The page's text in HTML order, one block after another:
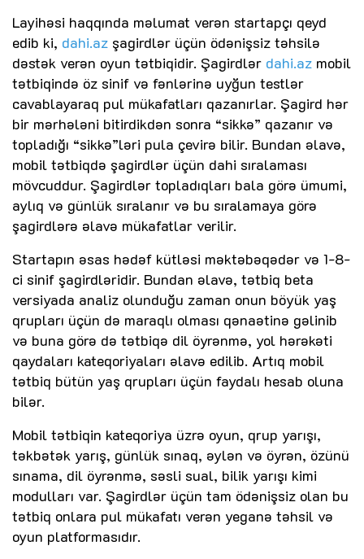
Layihəsi haqqında məlumat verən startapçı qeyd
edib ki, dahi.az şagirdlər üçün ödənişsiz təhsilə
dəstək verən oyun tətbiqidir. Şagirdlər dahi.az mobil
tətbiqində öz sinif və fənlərinə uyğun testlər
cavablayaraq pul mükafatları qazanırlar. Şagird hər
bir mərhələni bitirdikdən sonra “sikkə” qazanır və
topladığı “sikkə”ləri pula çevirə bilir. Bundan əlavə,
mobil tətbiqdə şagirdlər üçün dahi sıralaması
mövcuddur. Şagirdlər topladıqları bala görə ümumi,
aylıq və günlük sıralanır və bu sıralamaya görə
şagirdlərə əlavə mükafatlar verilir.
Startapın əsas hədəf kütləsi məktəbəqədər və 1-8-
ci sinif şagirdləridir. Bundan əlavə, tətbiq beta
versiyada analiz olunduğu zaman onun böyük yaş
qrupları üçün də maraqlı olması qənaətinə gəlinib
və buna görə də tətbiqə dil öyrənmə, yol hərəkəti
qaydaları kateqoriyaları əlavə edilib. Artıq mobil
tətbiq bütün yaş qrupları üçün faydalı hesab oluna
bilər.
Mobil tətbiqin kateqoriya üzrə oyun, qrup yarışı,
təkbətək yarış, günlük sınaq, əylən və öyrən, özünü
sınama, dil öyrənmə, səsli sual, bilik yarışı kimi
modulları var. Şagirdlər üçün tam ödənişsiz olan bu
tətbiq onlara pul mükafatı verən yeganə təhsil və
oyun platformasıdır.